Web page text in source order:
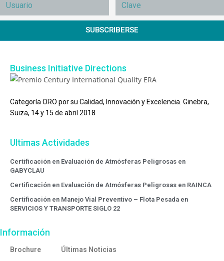
SUBSCRIBERSE
Business Initiative Directions
Categoría ORO por su Calidad, Innovación y Excelencia. Ginebra,
Suiza, 14 y 15 de abril 2018
Ultimas Actividades
Certificación en Evaluación de Atmósferas Peligrosas en
GABYCLAU
Certificación en Evaluación de Atmósferas Peligrosas en RAINCA
Certificación en Manejo Vial Preventivo – Flota Pesada en
SERVICIOS Y TRANSPORTE SIGLO 22
Información
Brochure
Últimas Noticias